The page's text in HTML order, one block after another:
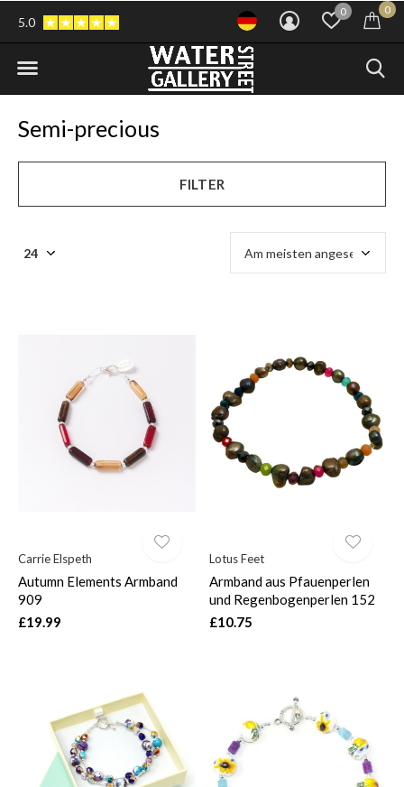
0 0
5.0
Semi-precious
FILTER
Carrie Elspeth
Autumn Elements Armband
909
£19.99
Lotus Feet
Armband aus Pfauenperlen
und Regenbogenperlen 152
£10.75